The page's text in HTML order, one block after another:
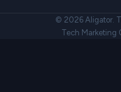
© 2026 Aligator.
Tech